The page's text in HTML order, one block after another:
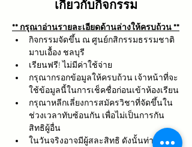
เกี่ยวกับกิจกรรม
** กรุณาอ่านรายละเอียดด้านล่างให้ครบถ้วน **
กิจกรรมจัดขึ้น ณ ศูนย์กสิกรรมธรรมชาติ
มาบเอื้อง ชลบุรี
เรียนฟรี! ไม่มีค่าใช้จ่าย
กรุณากรอกข้อมูลให้ครบถ้วน เจ้าหน้าที่จะ
ใช้ข้อมูลนี้ในการเช็คชื่อก่อนเข้าห้องเรียน
กรุณาหลีกเลี่ยงการสมัครวิชาที่จัดขึ้นใน
ช่วงเวลาทับซ้อนกัน เพื่อไม่เป็นการกัน
สิทธิผู้อื่น
ในวันจริงอาจมีผู้สละสิทธิ ดังนั้นท่านที่ราย